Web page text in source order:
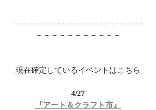
－－－－－－－－－－－－－－－－－
－－－－－－－－－－－
現在確定しているイベントはこちら
4/27
『アート＆クラフト市』